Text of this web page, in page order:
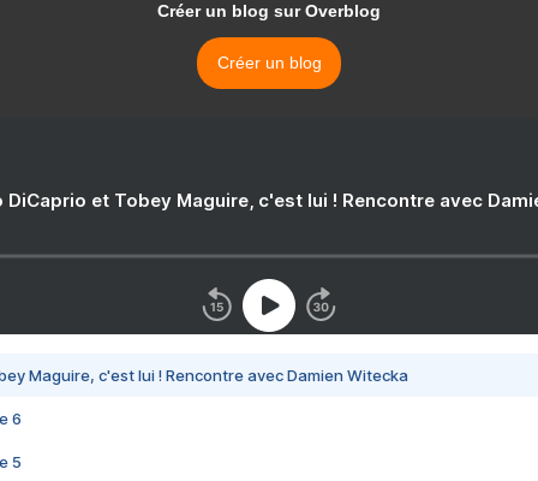
Créer un blog sur Overblog
Créer un blog
DiCaprio et Tobey Maguire, c'est lui ! Rencontre avec
Maguire, c'est lui ! Rencontre avec Damien Witecka
6
5